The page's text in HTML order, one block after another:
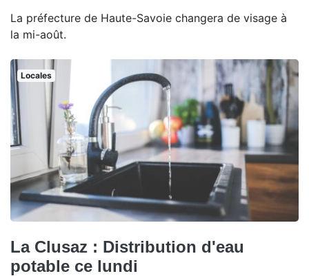
La préfecture de Haute-Savoie changera de visage à
la mi-août.
Locales
La Clusaz : Distribution d'eau
potable ce lundi